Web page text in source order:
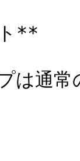
**
は通